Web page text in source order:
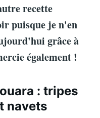
recette
puisque je n'en
grâce à
également !
: tripes
navets